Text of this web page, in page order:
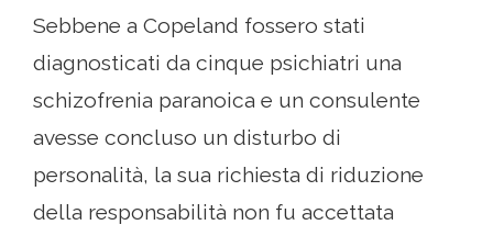
Sebbene a Copeland fossero stati
diagnosticati da cinque psichiatri una
schizofrenia paranoica e un consulente
avesse concluso un disturbo di
personalità, la sua richiesta di riduzione
della responsabilità non fu accettata